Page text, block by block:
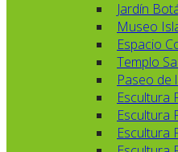
Jardín
Museo
Espacio
Templo
Paseo de
Escultura
Escultura
Escultura